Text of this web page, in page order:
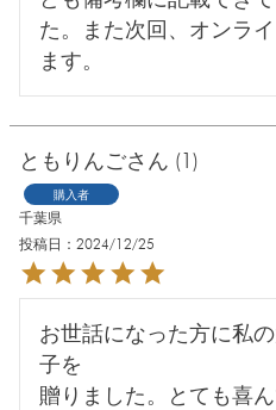
た。また次回、オンラ
ます。
ともりんご 1
購入者
千葉県
投稿日
2024/12/25
お世話になった方に私
子を
贈りました。とても喜